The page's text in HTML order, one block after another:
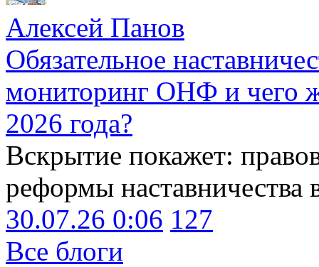
Алексей Панов
Обязательное
мониторинг ОНФ и чего
2026 года?
Вскрытие покажет:
реформы наставничества
30.07.26 0:06 127
Все блоги